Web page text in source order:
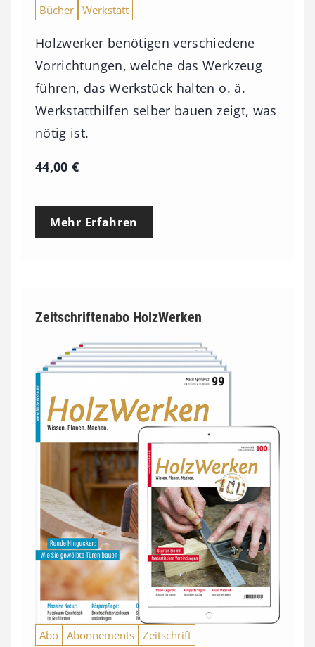
Bücher Werkstatt
Holzwerker benötigen verschiedene
Vorrichtungen, welche das Werkzeug
führen, das Werkstück halten o. ä.
Werkstatthilfen selber bauen zeigt, was
nötig ist.
44,00€
Mehr Erfahren
Zeitschriftenabo HolzWerken
Abo Abonnements Zeitschrift